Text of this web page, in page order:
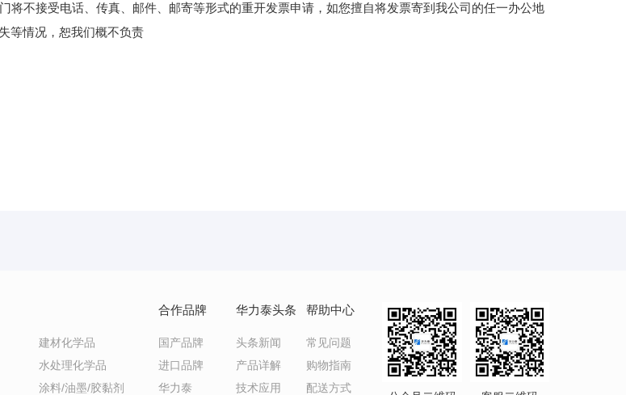
将不接受电话、传真、邮件、邮寄等形式的重开发票申请，如您擅自将发票寄到我公司的任一办公地
等情况，恕我们概不负责
建材化学品
水处理化学品
涂料/油墨/胶黏剂
合作品牌
国产品牌
进口品牌
华力泰
华力泰头条
头条新闻
产品详解
技术应用
帮助中心
常见问题
购物指南
配送方式